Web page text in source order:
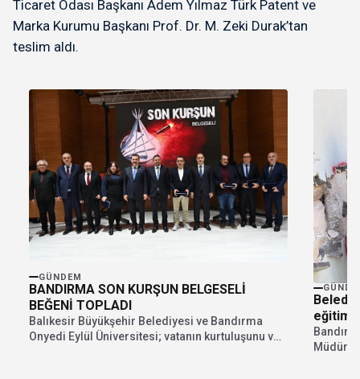
Ticaret Odası Başkanı Adem Yılmaz Türk Patent ve
Marka Kurumu Başkanı Prof. Dr. M. Zeki Durak’tan
teslim aldı.
GÜNDEM
BANDIRMA SON KURŞUN BELGESELİ
BEĞENİ TOPLADI
Balıkesir Büyükşehir Belediyesi ve Bandırma
Onyedi Eylül Üniversitesi; vatanın kurtuluşunu ve